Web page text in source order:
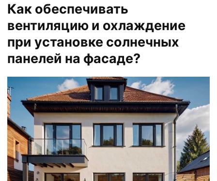
Как обеспечивать
вентиляцию и охлаждение
при установке солнечных
панелей на фасаде?